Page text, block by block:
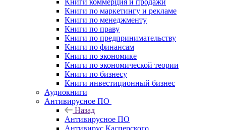
Книги коммерция и продажи
Книги по маркетингу и рекламе
Книги по менеджменту
Книги по праву
Книги по предпринимательству
Книги по финансам
Книги по экономике
Книги по экономической теории
Книги по бизнесу
Книги инвестиционный бизнес
Аудиокниги
Антивирусное ПО
Назад
Антивирусное ПО
Антивирус Касперского